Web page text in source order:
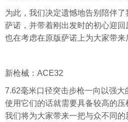
为此，我们决定遗憾地告别陪伴
萨诺，并带着刚出发时的初心迎
也在考虑在原版萨诺上为大家带来
新枪械：ACE32
7.62毫米口径突击步枪一向以强
使用它们的话就需要具备较高的压
我们将为大家带来一把与众不同